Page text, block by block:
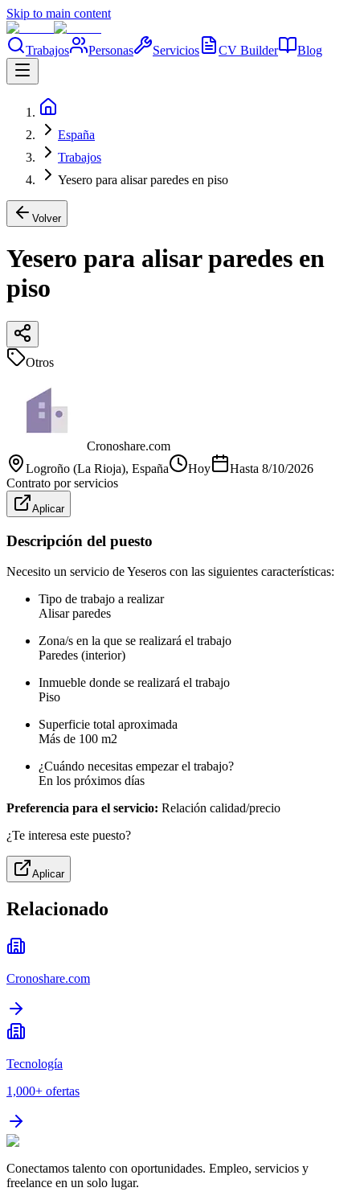
Skip to main content
Trabajos Personas Servicios CV Builder Blog
España
Trabajos
Yesero para alisar paredes en piso
Volver
Yesero para alisar paredes en
piso
Otros
Cronoshare.com
Logroño (La Rioja), España Hoy Hasta 8/10/2026
Contrato por servicios
Aplicar
Descripción del puesto
Necesito un servicio de Yeseros con las siguientes características:
Tipo de trabajo a realizar
Alisar paredes
Zona/s en la que se realizará el trabajo
Paredes (interior)
Inmueble donde se realizará el trabajo
Piso
Superficie total aproximada
Más de 100 m2
¿Cuándo necesitas empezar el trabajo?
En los próximos días
Preferencia para el servicio: Relación calidad/precio
¿Te interesa este puesto?
Aplicar
Relacionado
Cronoshare.com
Tecnología
1,000+ ofertas
Conectamos talento con oportunidades. Empleo, servicios y
freelance en un solo lugar.